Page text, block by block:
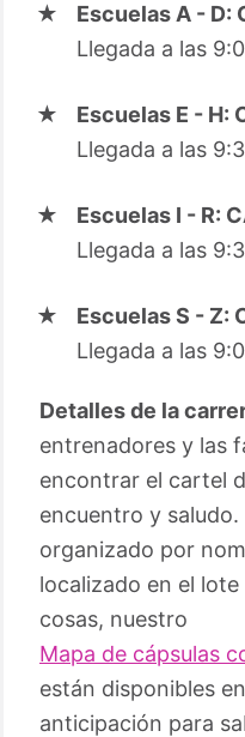
Escuelas A - D:
Llegada a las
Escuelas E - H:
Llegada a las
Escuelas I - R:
Llegada a las
Escuelas S - Z:
Llegada a las
Detalles de la
entrenadores y las
encontrar el cartel
encuentro y saludo.
organizado por
localizado en el
cosas, nuestro
Mapa de cápsulas
están disponibles
anticipación para